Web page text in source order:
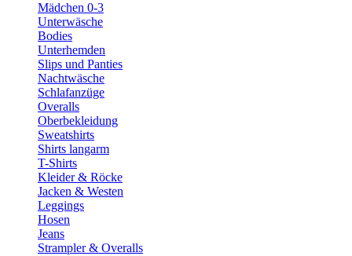
Mädchen 0-3
Unterwäsche
Bodies
Unterhemden
Slips und Panties
Nachtwäsche
Schlafanzüge
Overalls
Oberbekleidung
Sweatshirts
Shirts langarm
T-Shirts
Kleider & Röcke
Jacken & Westen
Leggings
Hosen
Jeans
Strampler & Overalls